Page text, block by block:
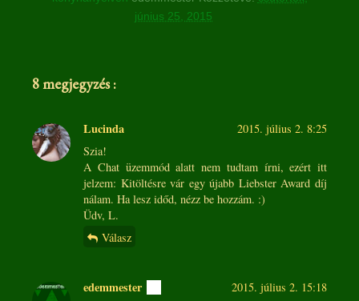
június 25, 2015
8 megjegyzés :
Lucinda
2015. július 2. 8:25
Szia!
A Chat üzemmód alatt nem tudtam írni, ezért itt
jelzem: Kitöltésre vár egy újabb Liebster Award díj
nálam. Ha lesz időd, nézz be hozzám. :)
Üdv, L.
Válasz
edemmester
2015. július 2. 15:18